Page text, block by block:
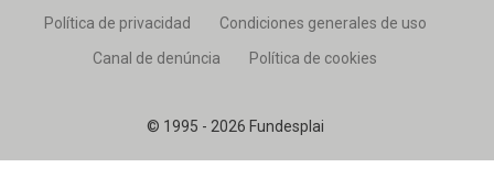
© 1995 - 2026 Fundesplai
Política de privacidad
Condiciones generales de uso
Canal de denúncia
Política de cookies